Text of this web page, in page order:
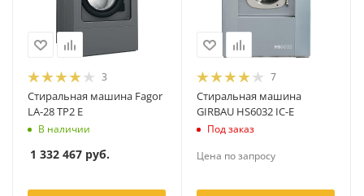
3
Стиральная машина Fagor
LA-28 TP2 E
В наличии
1 332 467 руб.
7
Стиральная машина
GIRBAU HS6032 IC-E
Под заказ
Цена по запросу